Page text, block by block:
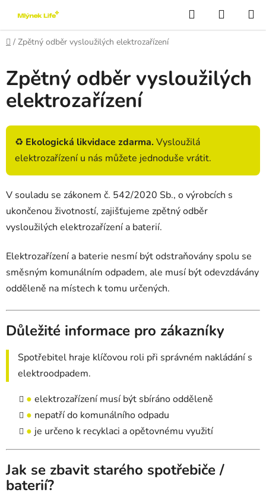
obsah
Hledat
KOŠÍK
Domů
/ Zpětný odběr vysloužilých elektrozařízení
Zpětný odběr vysloužilých
elektrozařízení
♻️ Ekologická likvidace zdarma. Vysloužilá
elektrozařízení u nás můžete jednoduše vrátit.
V souladu se zákonem č. 542/2020 Sb., o výrobcích s
ukončenou životností, zajišťujeme zpětný odběr
vysloužilých elektrozařízení a baterií.
Elektrozařízení a baterie nesmí být odstraňovány spolu se
směsným komunálním odpadem, ale musí být odevzdávány
odděleně na místech k tomu určených.
Důležité informace pro zákazníky
Spotřebitel hraje klíčovou roli při správném nakládání s
elektroodpadem.
● elektrozařízení musí být sbíráno odděleně
● nepatří do komunálního odpadu
● je určeno k recyklaci a opětovnému využití
Jak se zbavit starého spotřebiče /
baterií?